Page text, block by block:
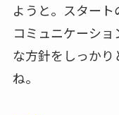
ようと。スタート
コミュニケーシ
な方針をしっか
ね。